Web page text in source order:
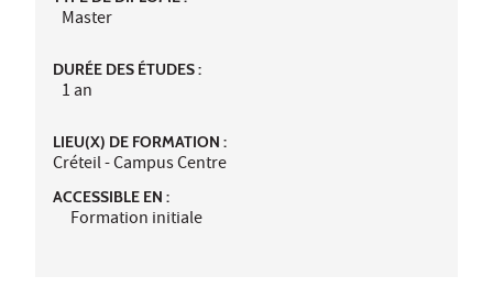
Master
DURÉE DES ÉTUDES :
1 an
LIEU(X) DE FORMATION :
Créteil - Campus Centre
ACCESSIBLE EN :
Formation initiale